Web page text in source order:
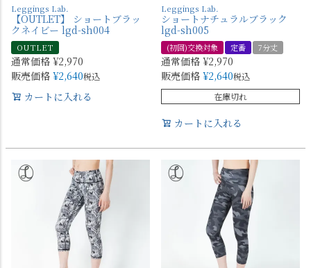
Leggings Lab.
【OUTLET】 ショートブラッ
クネイビー lgd-sh004
OUTLET
通常価格 ¥2,970
販売価格 ¥2,640税込
カートに入れる
Leggings Lab.
ショートナチュラルブラック
lgd-sh005
(初回)交換対象 定番 7分丈
通常価格 ¥2,970
販売価格 ¥2,640税込
在庫切れ
カートに入れる